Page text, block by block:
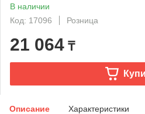
В наличии
Код: 17096
Розница
21 064 ₸
Описание Характеристики